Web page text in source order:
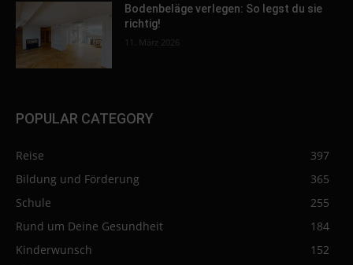
Bodenbeläge verlegen: So legst du sie
richtig!
11. März 2026
POPULAR CATEGORY
Reise
397
Bildung und Förderung
365
Schule
255
Rund um Deine Gesundheit
184
Kinderwunsch
152